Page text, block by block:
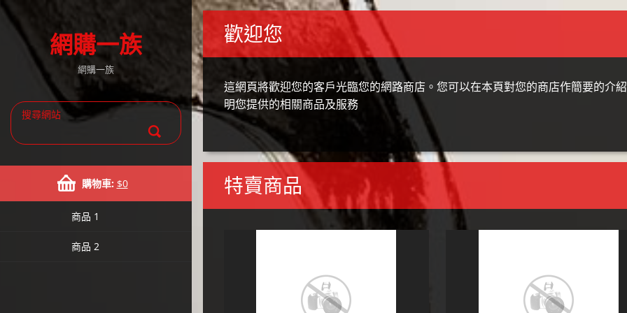
網購一族
網購一族
購物車: $0
商品 1
商品 2
歡迎您
這網頁將歡迎您的客戶光臨您的網路商店。您可以在本頁對您的商店作簡要的介
明您提供的相關商品及服務
特賣商品